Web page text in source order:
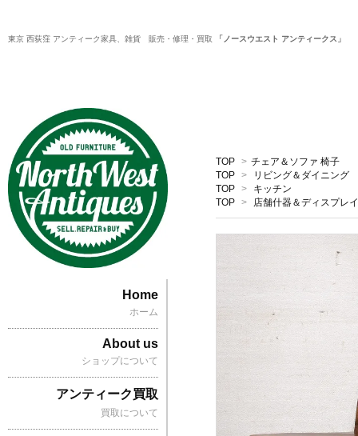
東京 西荻窪 アンティーク家具、雑貨 販売・修理・買取 「ノースウエスト アンティークス」
TOP > チェア＆ソファ 椅子
TOP >
リビング＆ダイニング
TOP >
キッチン
TOP > 店舗什器＆ディスプレイ
Home
ホーム
About us
ショップについて
アンティーク買取
買取について